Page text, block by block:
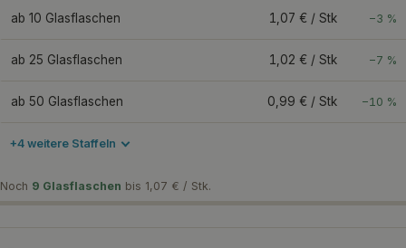
ab 10 Glasflaschen 1,07 € / Stk −3 %
ab 25 Glasflaschen 1,02 € / Stk −7 %
ab 50 Glasflaschen 0,99 € / Stk −10 %
+4 weitere Staffeln
Noch 9 Glasflaschen bis 1,07 € / Stk.